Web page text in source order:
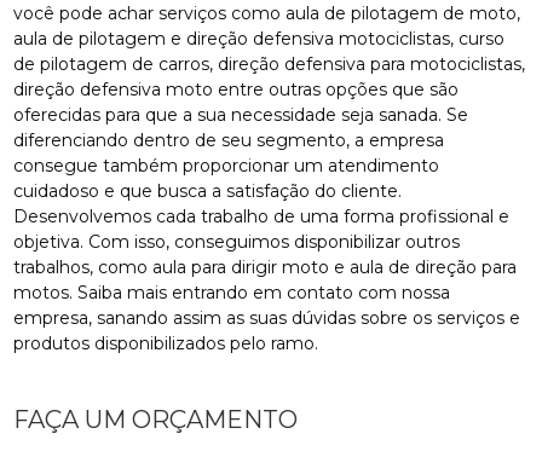
você pode achar serviços como aula de pilotagem de moto,
aula de pilotagem e direção defensiva motociclistas, curso
de pilotagem de carros, direção defensiva para motociclistas,
direção defensiva moto entre outras opções que são
oferecidas para que a sua necessidade seja sanada. Se
diferenciando dentro de seu segmento, a empresa
consegue também proporcionar um atendimento
cuidadoso e que busca a satisfação do cliente.
Desenvolvemos cada trabalho de uma forma profissional e
objetiva. Com isso, conseguimos disponibilizar outros
trabalhos, como aula para dirigir moto e aula de direção para
motos. Saiba mais entrando em contato com nossa
empresa, sanando assim as suas dúvidas sobre os serviços e
produtos disponibilizados pelo ramo.
FAÇA UM ORÇAMENTO